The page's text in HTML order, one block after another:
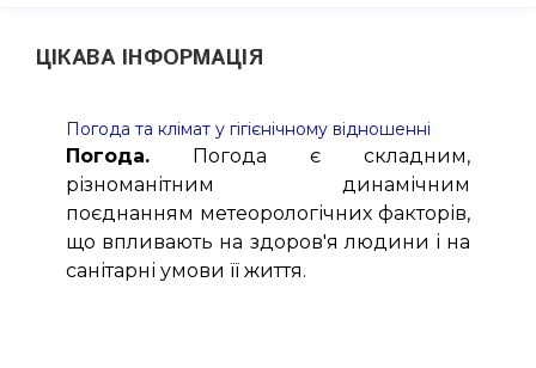
ЦІКАВА ІНФОРМАЦІЯ
Погода та клімат у гігієнічному відношенні
Погода. Погода є складним,
різноманітним динамічним
поєднанням метеорологічних факторів,
що впливають на здоров'я людини і на
санітарні умови її життя.